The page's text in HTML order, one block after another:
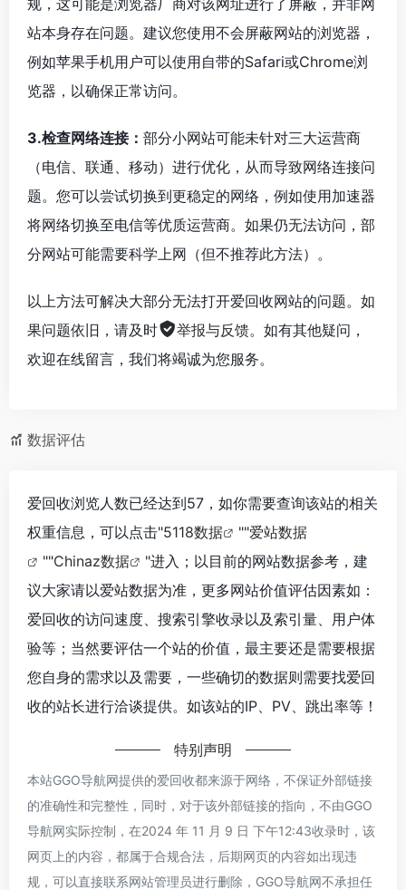
站本身存在问题。建议您使用不会屏蔽网站的浏览器，
例如苹果手机用户可以使用自带的Safari或Chrome浏
览器，以确保正常访问。
3.检查网络连接： 部分小网站可能未针对三大运营商
（电信、联通、移动）进行优化，从而导致网络连接问
题。您可以尝试切换到更稳定的网络，例如使用加速器
将网络切换至电信等优质运营商。如果仍无法访问，部
分网站可能需要科学上网（但不推荐此方法）。
以上方法可解决大部分无法打开爱回收网站的问题。如
果问题依旧，请及时
举报与反馈。如有其他疑问，
欢迎在线留言，我们将竭诚为您服务。
数据评估
爱回收浏览人数已经达到57，如你需要查询该站的相关
权重信息，可以点击"5118数据 ""爱站数据
""Chinaz数据
"进入；以目前的网站数据参考，建
议大家请以爱站数据为准，更多网站价值评估因素如：
爱回收的访问速度、搜索引擎收录以及索引量、用户体
验等；当然要评估一个站的价值，最主要还是需要根据
您自身的需求以及需要，一些确切的数据则需要找爱回
收的站长进行洽谈提供。如该站的IP、PV、跳出率等！
特别声明
本站GGO导航网提供的爱回收都来源于网络，不保证外部链接
的准确性和完整性，同时，对于该外部链接的指向，不由GGO
导航网实际控制，在2024 年 11 月 9 日 下午12:43收录时，该
网页上的内容，都属于合规合法，后期网页的内容如出现违
规，可以直接联系网站管理员进行删除，GGO导航网不承担任